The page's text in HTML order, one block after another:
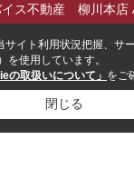
ス不動産 柳川本店
サイト利用状況把握、サ
を使用しています。
の取扱いについて」 をご
閉じる